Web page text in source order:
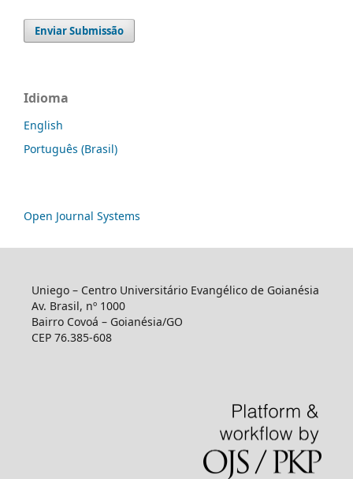
Enviar Submissão
Idioma
English
Português (Brasil)
Open Journal Systems
Uniego – Centro Universitário Evangélico de Goianésia
Av. Brasil, nº 1000
Bairro Covoá – Goianésia/GO
CEP 76.385-608